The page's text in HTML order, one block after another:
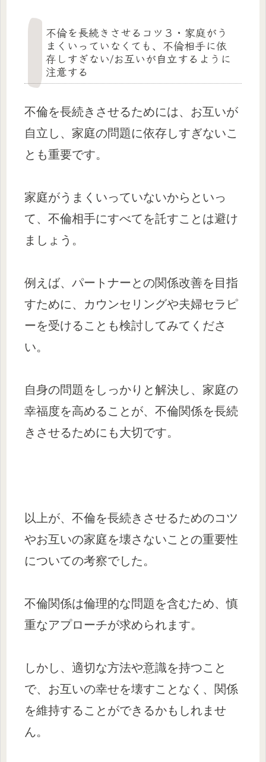
不倫を長続きさせるコツ３・家庭がう
まくいっていなくても、不倫相手に依
存しすぎない/お互いが自立するように
注意する
不倫を長続きさせるためには、お互いが
自立し、家庭の問題に依存しすぎないこ
とも重要です。
家庭がうまくいっていないからといっ
て、不倫相手にすべてを託すことは避け
ましょう。
例えば、パートナーとの関係改善を目指
すために、カウンセリングや夫婦セラピ
ーを受けることも検討してみてくださ
い。
自身の問題をしっかりと解決し、家庭の
幸福度を高めることが、不倫関係を長続
きさせるためにも大切です。
以上が、不倫を長続きさせるためのコツ
やお互いの家庭を壊さないことの重要性
についての考察でした。
不倫関係は倫理的な問題を含むため、慎
重なアプローチが求められます。
しかし、適切な方法や意識を持つこと
で、お互いの幸せを壊すことなく、関係
を維持することができるかもしれませ
ん。